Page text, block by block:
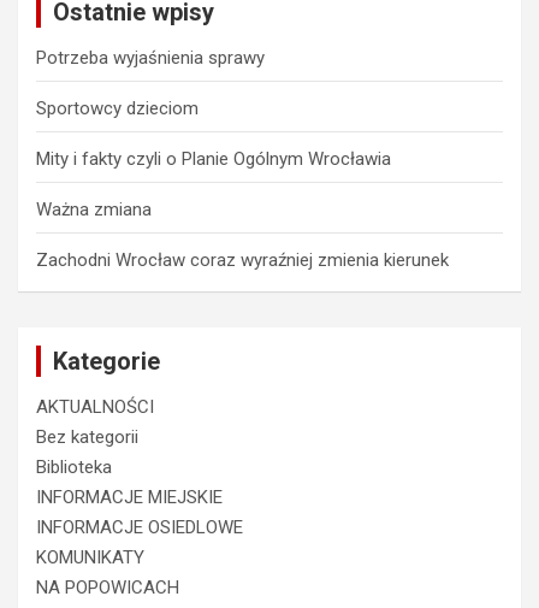
Ostatnie wpisy
Potrzeba wyjaśnienia sprawy
Sportowcy dzieciom
Mity i fakty czyli o Planie Ogólnym Wrocławia
Ważna zmiana
Zachodni Wrocław coraz wyraźniej zmienia kierunek
Kategorie
AKTUALNOŚCI
Bez kategorii
Biblioteka
INFORMACJE MIEJSKIE
INFORMACJE OSIEDLOWE
KOMUNIKATY
NA POPOWICACH